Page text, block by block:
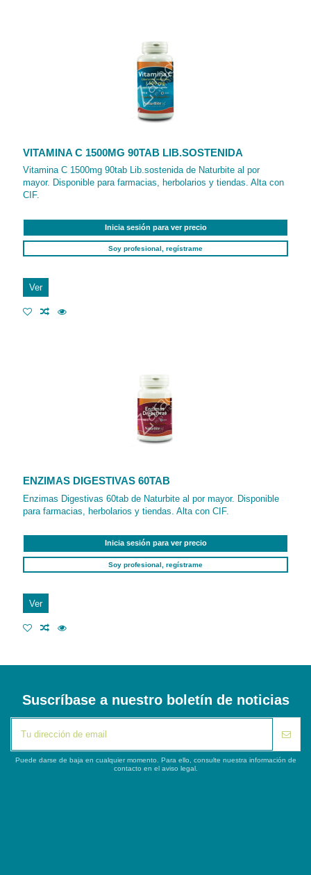
VITAMINA C 1500MG 90TAB LIB.SOSTENIDA
Vitamina C 1500mg 90tab Lib.sostenida de Naturbite al por
mayor. Disponible para farmacias, herbolarios y tiendas. Alta con
CIF.
Inicia sesión para ver precio
Soy profesional, regístrame
Ver
ENZIMAS DIGESTIVAS 60TAB
Enzimas Digestivas 60tab de Naturbite al por mayor. Disponible
para farmacias, herbolarios y tiendas. Alta con CIF.
Inicia sesión para ver precio
Soy profesional, regístrame
Ver
Suscríbase a nuestro boletín de noticias
Puede darse de baja en cualquier momento. Para ello, consulte nuestra información de
contacto en el aviso legal.